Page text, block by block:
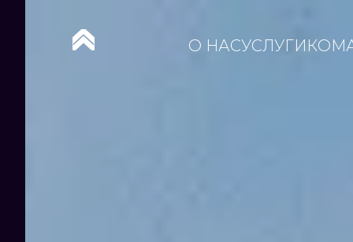
О НАСУСЛУГИ